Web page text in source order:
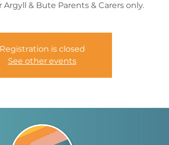
Argyll & Bute Parents & Carers only.
Registration is closed
See other events